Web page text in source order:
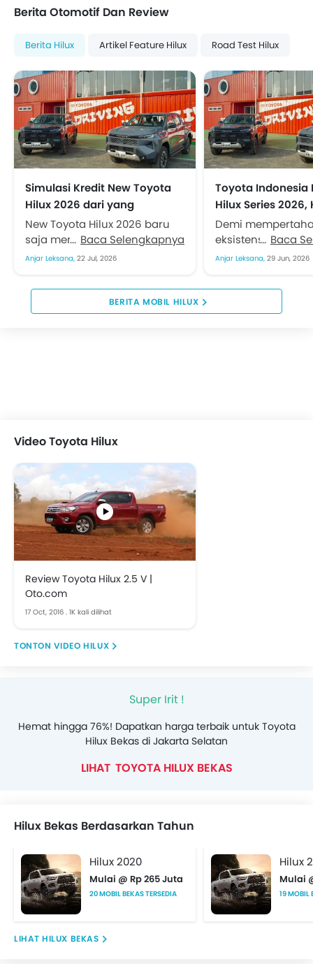
Berita Otomotif Dan Review
Berita Hilux Artikel Feature Hilux Road Test Hilux
Simulasi Kredit New Toyota
Hilux 2026 dari yang
Bermesin Diesel hingga
Varian EV
New Toyota Hilux 2026 baru
saja mengaspal. Auto2000
pun memberikan simulasi
ingin memiliki pikap andalan
Baca Selengkapnya
Anjar Leksana, 22 Jul, 2026
Toyota Indonesia
Hilux Series
Rp400 Jutaan
Demi
eksistensi market.
Astra Motor
dewasa dan
Baca
Anjar Leksana, 29 Jun, 2026
BERITA MOBIL HILUX
Video Toyota Hilux
Review Toyota Hilux 2.5 V |
Oto.com
17 Oct, 2016 . 1K kali dilihat
VIDEO HILUX
Super Irit !
Hemat hingga 76%! Dapatkan harga terbaik untuk Toyota
Hilux Bekas di Jakarta Selatan
TOYOTA HILUX BEKAS
Hilux Bekas Berdasarkan Tahun
Hilux 2020
Mulai @ Rp 265 Juta
20 MOBIL BEKAS TERSEDIA
Hilux
Mulai
19 MOBIL
HILUX BEKAS